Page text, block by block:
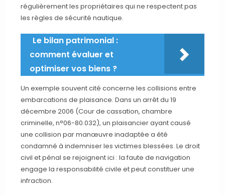
régulièrement les propriétaires qui ne respectent pas
les règles de sécurité nautique.
Le bilan patrimonial :
comment évaluer et
optimiser vos biens ?
Un exemple souvent cité concerne les collisions entre
embarcations de plaisance. Dans un arrêt du 19
décembre 2006 (Cour de cassation, chambre
criminelle, n°06-80.032), un plaisancier ayant causé
une collision par manœuvre inadaptée a été
condamné à indemniser les victimes blessées. Le droit
civil et pénal se rejoignent ici : la faute de navigation
engage la responsabilité civile et peut constituer une
infraction.